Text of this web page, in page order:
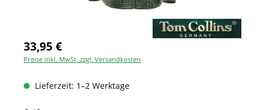
33,95 €
Preise inkl. MwSt. zzgl. Versandkosten
Lieferzeit: 1–2 Werktage